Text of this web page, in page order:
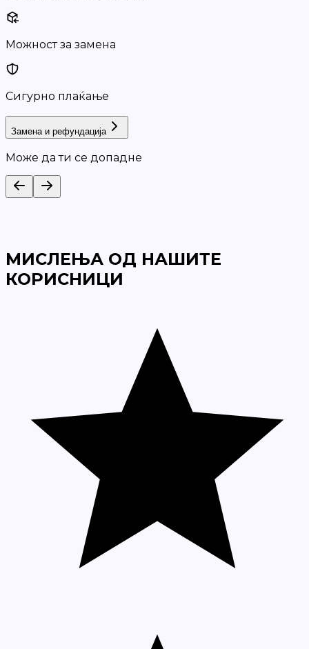
Можност за замена
Сигурно плаќање
Замена и рефундација
Може да ти се допадне
МИСЛЕЊА ОД НАШИТЕ
КОРИСНИЦИ